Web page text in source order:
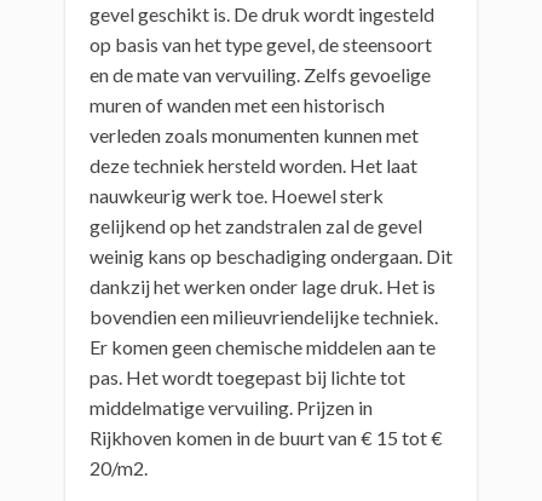
gevel geschikt is. De druk wordt ingesteld
op basis van het type gevel, de steensoort
en de mate van vervuiling. Zelfs gevoelige
muren of wanden met een historisch
verleden zoals monumenten kunnen met
deze techniek hersteld worden. Het laat
nauwkeurig werk toe. Hoewel sterk
gelijkend op het zandstralen zal de gevel
weinig kans op beschadiging ondergaan. Dit
dankzij het werken onder lage druk. Het is
bovendien een milieuvriendelijke techniek.
Er komen geen chemische middelen aan te
pas. Het wordt toegepast bij lichte tot
middelmatige vervuiling. Prijzen in
Rijkhoven komen in de buurt van € 15 tot €
20/m2.